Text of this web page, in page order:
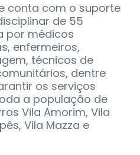
conta com o suporte
de 55
por médicos
enfermeiros,
técnicos de
dentre
os serviços
a população de
Vila Amorim, Vila
Vila Mazza e